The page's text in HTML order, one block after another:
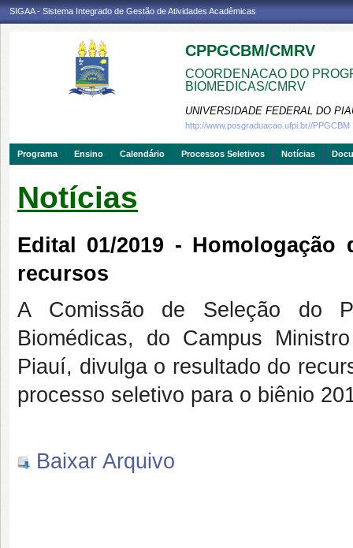
SIGAA - Sistema Integrado de Gestão de Atividades Acadêmicas
CPPGCBM/CMRV
COORDENACAO DO
BIOMEDICAS/CMRV
UNIVERSIDADE FEDERAL DO
http://www.posgraduacao.ufpi.br//PPGCBM
Programa Ensino Calendário Processos Seletivos Notícias
Notícias
Edital 01/2019 -
recursos
A Comissão de Seleção do
Biomédicas, do Campus
Piauí, divulga o resultado do
processo seletivo para o biênio
Baixar Arquivo